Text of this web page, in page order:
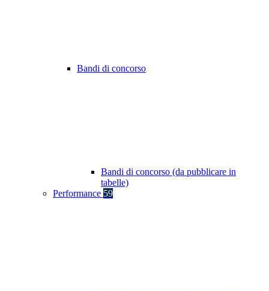
Bandi di concorso
Bandi di concorso (da pubblicare in
tabelle)
Performance 59